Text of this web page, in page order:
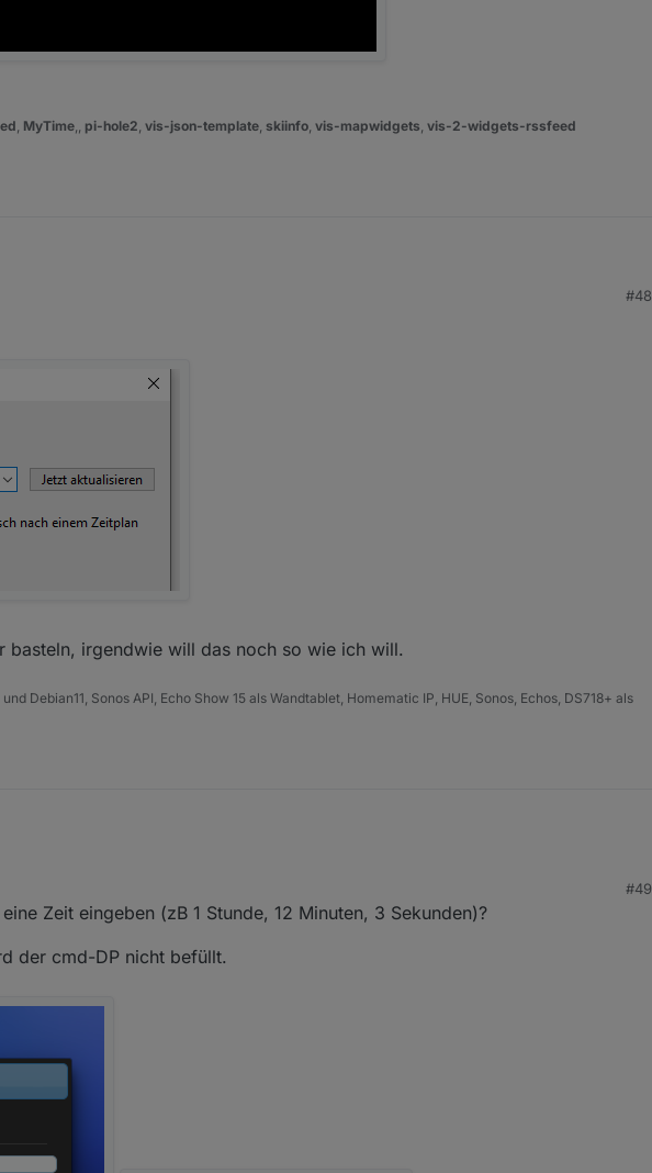
MyTime pi-hole2 vis-json-template skiinfo vis-mapwidgets vis-2-widgets-rssfeed
#48
basteln, irgendwie will das noch so wie ich will.
Debian11, Sonos API, Echo Show 15 als Wandtablet, Homematic IP, HUE, Sonos, Echos, DS718+ als
#49
Zeit eingeben (zB 1 Stunde, 12 Minuten, 3 Sekunden)?
der cmd-DP nicht befüllt.